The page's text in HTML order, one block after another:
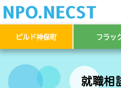
ビルド神保町 フラッ
就職相